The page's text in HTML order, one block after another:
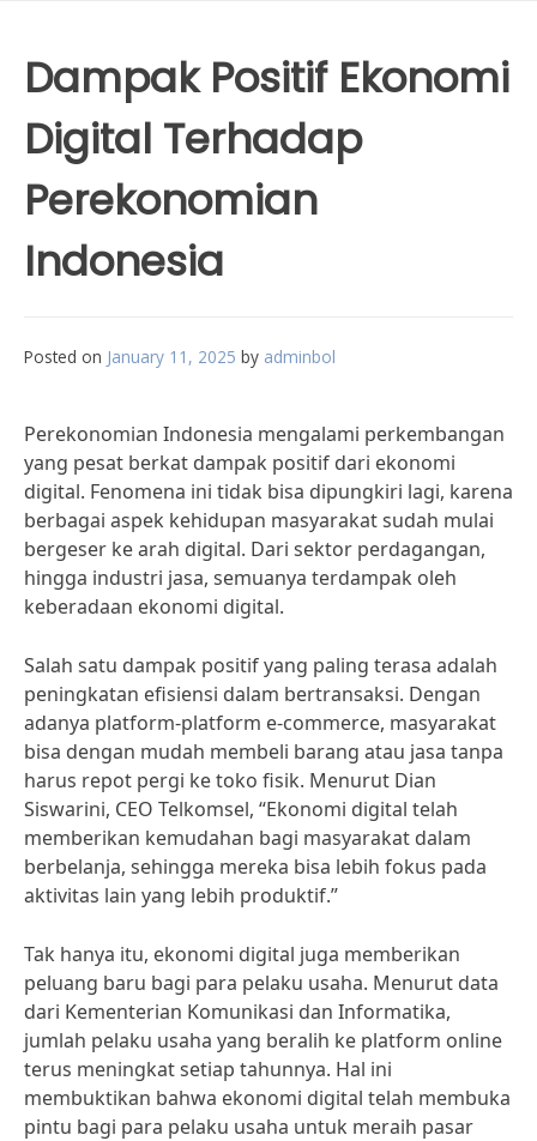
Dampak Positif Ekonomi
Digital Terhadap
Perekonomian
Indonesia
Posted on January 11, 2025 by adminbol
Perekonomian Indonesia mengalami perkembangan
yang pesat berkat dampak positif dari ekonomi
digital. Fenomena ini tidak bisa dipungkiri lagi, karena
berbagai aspek kehidupan masyarakat sudah mulai
bergeser ke arah digital. Dari sektor perdagangan,
hingga industri jasa, semuanya terdampak oleh
keberadaan ekonomi digital.
Salah satu dampak positif yang paling terasa adalah
peningkatan efisiensi dalam bertransaksi. Dengan
adanya platform-platform e-commerce, masyarakat
bisa dengan mudah membeli barang atau jasa tanpa
harus repot pergi ke toko fisik. Menurut Dian
Siswarini, CEO Telkomsel, “Ekonomi digital telah
memberikan kemudahan bagi masyarakat dalam
berbelanja, sehingga mereka bisa lebih fokus pada
aktivitas lain yang lebih produktif.”
Tak hanya itu, ekonomi digital juga memberikan
peluang baru bagi para pelaku usaha. Menurut data
dari Kementerian Komunikasi dan Informatika,
jumlah pelaku usaha yang beralih ke platform online
terus meningkat setiap tahunnya. Hal ini
membuktikan bahwa ekonomi digital telah membuka
pintu bagi para pelaku usaha untuk meraih pasar